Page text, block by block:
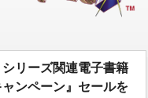
シリーズ関連電子書籍
ャンペーン』セールを